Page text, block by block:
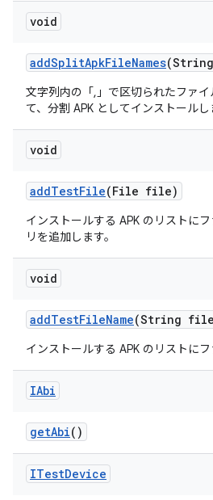
void
addSplitApkFileNames
文字列内の「,」で区切られたファ
て、分割 APK としてインストールし
void
addTestFile(File file)
インストールする APK のリストに
リを追加します。
void
addTestFileName(String file
インストールする APK のリストにフ
IAbi
getAbi()
ITestDevice